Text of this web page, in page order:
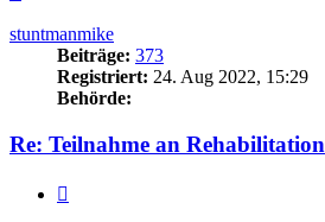
stuntmanmike
Beiträge: 373
Registriert: 24. Aug 2022, 15:29
Behörde:
Re: Teilnahme an Rehabilitation